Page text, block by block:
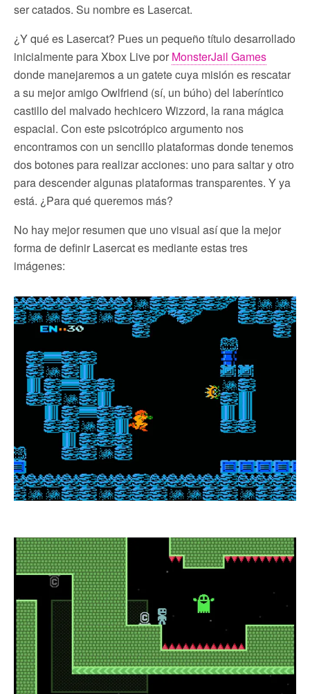
ser catados. Su nombre es Lasercat.
¿Y qué es Lasercat? Pues un pequeño título desarrollado
inicialmente para Xbox Live por MonsterJail Games
donde manejaremos a un gatete cuya misión es rescatar
a su mejor amigo Owlfriend (sí, un búho) del laberíntico
castillo del malvado hechicero Wizzord, la rana mágica
espacial. Con este psicotrópico argumento nos
encontramos con un sencillo plataformas donde tenemos
dos botones para realizar acciones: uno para saltar y otro
para descender algunas plataformas transparentes. Y ya
está. ¿Para qué queremos más?
No hay mejor resumen que uno visual así que la mejor
forma de definir Lasercat es mediante estas tres
imágenes: